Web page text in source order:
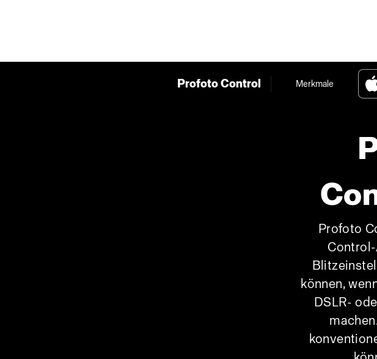
Profoto Control Merkmale
Profoto
können,
DSLR-